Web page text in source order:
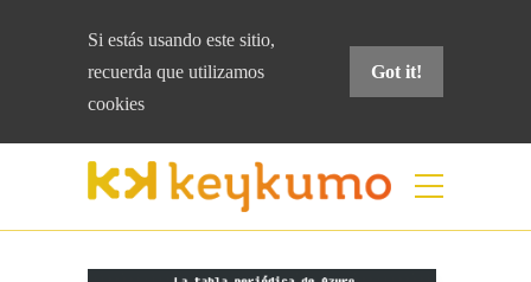
Si estás usando este sitio,
recuerda que utilizamos
cookies
Got it!
Home tabla periódica